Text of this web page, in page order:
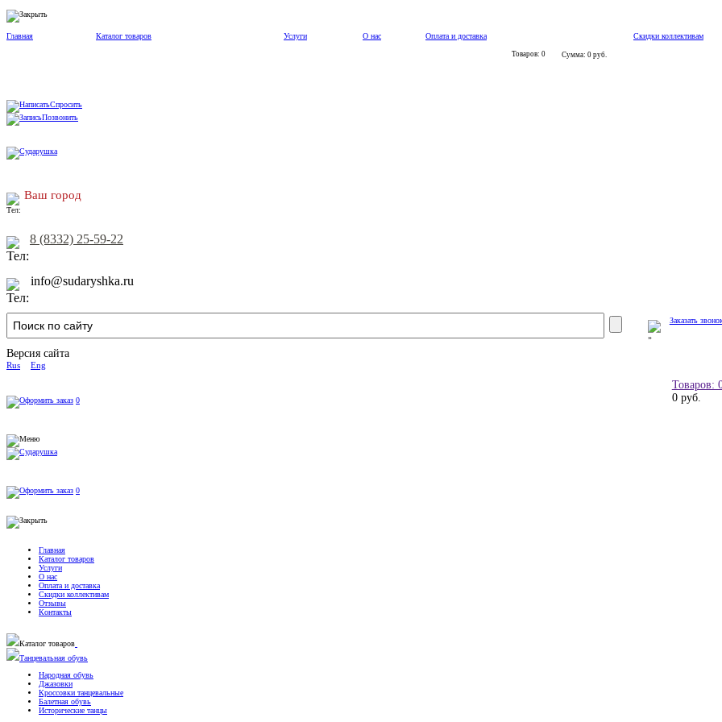
Главная Каталог товаров Услуги О нас Оплата и доставка Скидки коллективам
Товаров: 0 Сумма: 0 руб.
Спросить
Позвонить
Ваш город
8 (8332) 25-59-22
info@sudaryshka.ru
Заказать
Версия сайта
Rus Eng
Товаров:
0 руб.
0
0
Главная
Каталог товаров
Услуги
О нас
Оплата и доставка
Скидки коллективам
Отзывы
Контакты
Каталог товаров
Танцевальная обувь
Народная обувь
Джазовки
Кроссовки танцевальные
Балетная обувь
Исторические танцы